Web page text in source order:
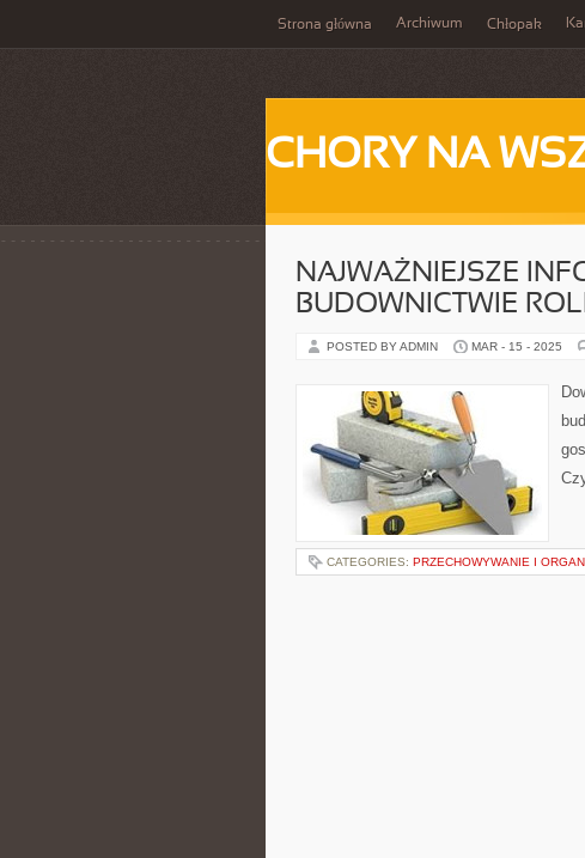
Strona główna Archiwum Chłopak
CHORY NA
NAJWAŻNIEJSZE
BUDOWNICTWIE
POSTED BY ADMIN MAR - 15 - 2025
CATEGORIES: PRZECHOWYWANIE I